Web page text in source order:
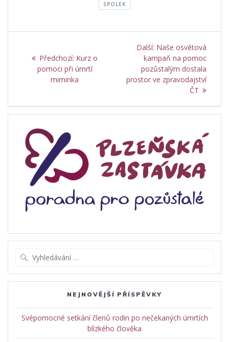
SPOLEK
pro
příspěvek
Předchozí: Předchozí
příspěvek:
Kurz o
pomoci při úmrtí
miminka
Další: Další
příspěvek:
Naše osvětová
kampaň na pomoc
pozůstalým dostala
prostor ve zpravodajství
ČT
NEJNOVĚJŠÍ PŘÍSPĚVKY
Svépomocné setkání členů rodin po nečekaných úmrtích
blízkého člověka